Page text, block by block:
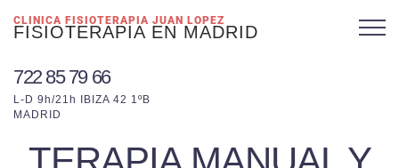
CLINICA FISIOTERAPIA JUAN LOPEZ
FISIOTERAPIA EN MADRID
722 85 79 66
L-D 9h/21h IBIZA 42 1ºB
MADRID